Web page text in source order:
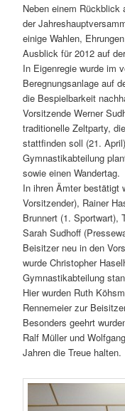
Neben einem Rückblick
der
einige Wahlen,
Ausblick für 2012 auf
In Eigenregie wurde im
Beregnungsanlage auf
die Bespielbarkeit
Vorsitzende Werner
traditionelle Zeltparty,
stattfinden soll (21.
Gymnastikabteilung
sowie einen Wandertag.
In ihren Ämter bestätigt
Vorsitzender), Rainer
Brunnert (1. Sportwart),
Sarah Sudhoff
Beisitzer neu in den
wurde Christopher
Gymnastikabteilung
Hier wurden Ruth
Rennemeier zur
Besonders geehrt
Ralf Müller und
Jahren die Treue halten.